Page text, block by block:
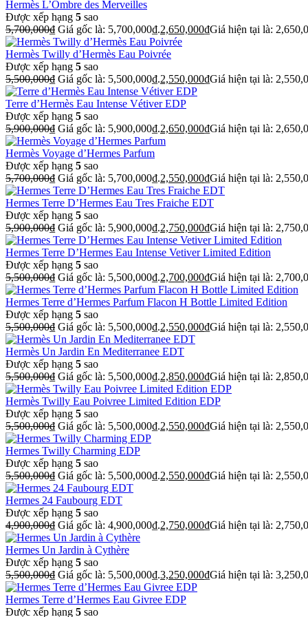
Hermès L’Ombre des Merveilles
Được xếp hạng 5 sao
5,700,000₫ Giá gốc là: 5,700,000₫.2,650,000₫Giá hiện tại là:
Hermès Twilly d’Hermès Eau Poivrée
Được xếp hạng 5 sao
5,500,000₫ Giá gốc là: 5,500,000₫.2,550,000₫Giá hiện tại là:
Terre d’Hermès Eau Intense Vétiver EDP
Được xếp hạng 5 sao
5,900,000₫ Giá gốc là: 5,900,000₫.2,650,000₫Giá hiện tại là:
Hermès Voyage d’Hermes Parfum
Được xếp hạng 5 sao
5,700,000₫ Giá gốc là: 5,700,000₫.2,550,000₫Giá hiện tại là:
Hermes Terre D’Hermes Eau Tres Fraiche EDT
Được xếp hạng 5 sao
5,900,000₫ Giá gốc là: 5,900,000₫.2,750,000₫Giá hiện tại là:
Hermes Terre D’Hermes Eau Intense Vetiver Limited Edition
Được xếp hạng 5 sao
5,500,000₫ Giá gốc là: 5,500,000₫.2,700,000₫Giá hiện tại là:
Hermes Terre d’Hermes Parfum Flacon H Bottle Limited Edition
Được xếp hạng 5 sao
5,500,000₫ Giá gốc là: 5,500,000₫.2,550,000₫Giá hiện tại là:
Hermès Un Jardin En Mediterranee EDT
Được xếp hạng 5 sao
5,500,000₫ Giá gốc là: 5,500,000₫.2,850,000₫Giá hiện tại là:
Hermès Twilly Eau Poivree Limited Edition EDP
Được xếp hạng 5 sao
5,500,000₫ Giá gốc là: 5,500,000₫.2,550,000₫Giá hiện tại là:
Hermes Twilly Charming EDP
Được xếp hạng 5 sao
5,500,000₫ Giá gốc là: 5,500,000₫.2,550,000₫Giá hiện tại là:
Hermes 24 Faubourg EDT
Được xếp hạng 5 sao
4,900,000₫ Giá gốc là: 4,900,000₫.2,750,000₫Giá hiện tại là:
Hermes Un Jardin à Cythère
Được xếp hạng 5 sao
5,500,000₫ Giá gốc là: 5,500,000₫.3,250,000₫Giá hiện tại là:
Hermes Terre d’Hermes Eau Givree EDP
Được xếp hạng 5 sao